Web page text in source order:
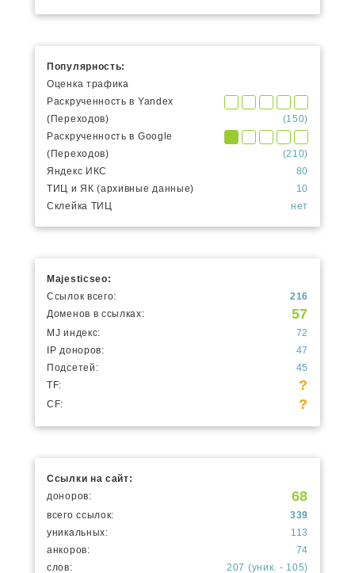
Популярность:
Оценка трафика
Раскрученность в Yandex
(Переходов)
(150)
Раскрученность в Google
(Переходов)
(210)
Яндекс ИКС
80
ТИЦ и ЯК (архивные данные)
10
Склейка ТИЦ
нет
Majesticseo:
Ссылок всего:
216
Доменов в ссылках:
57
MJ индекс:
72
IP доноров:
47
Подсетей:
45
TF:
?
CF: ?
Ссылки на сайт:
доноров:
68
всего ссылок:
339
уникальных:
113
анкоров:
74
слов:
207 (уник. - 105)